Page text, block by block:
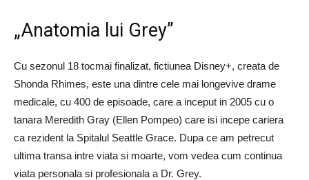
„Anatomia lui Grey”
Cu sezonul 18 tocmai finalizat, fictiunea Disney+, creata de
Shonda Rhimes, este una dintre cele mai longevive drame
medicale, cu 400 de episoade, care a inceput in 2005 cu o
tanara Meredith Gray (Ellen Pompeo) care isi incepe cariera
ca rezident la Spitalul Seattle Grace. Dupa ce am petrecut
ultima transa intre viata si moarte, vom vedea cum continua
viata personala si profesionala a Dr. Grey.